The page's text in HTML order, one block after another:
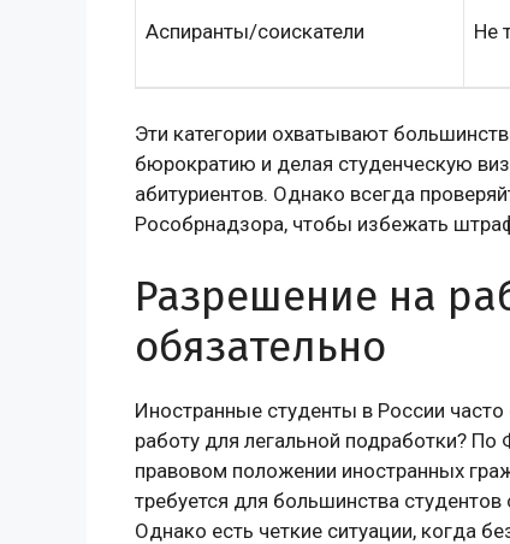
Аспиранты/соискатели Не
Эти категории охватывают
бюрократию и делая студенческую
абитуриентов. Однако всегда
Рособрнадзора, чтобы избежать
Разрешение на
обязательно
Иностранные студенты в России
работу для легальной подработки?
правовом положении иностранных
требуется для большинства
Однако есть четкие ситуации, когда